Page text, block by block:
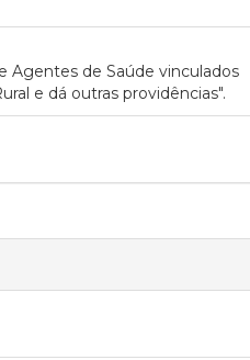
Agentes de Saúde vinculados
e dá outras providências".